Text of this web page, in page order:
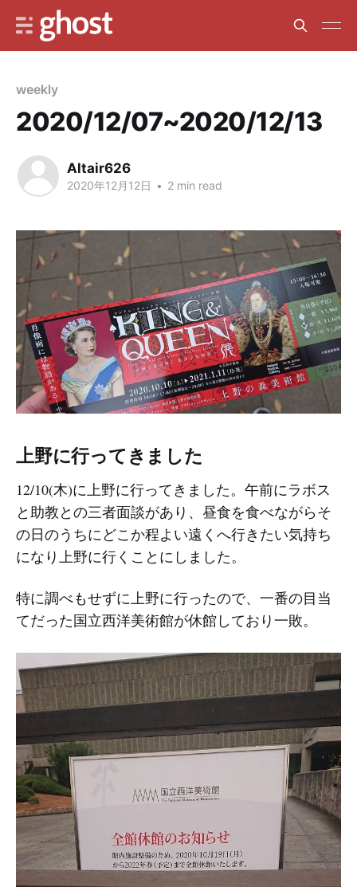
weekly
2020/12/07~2020/12/13
Altair626
2020年12月12日 • 2 min read
上野に行ってきました
12/10(木)に上野に行ってきました。午前にラボス
と助教との三者面談があり、昼食を食べながらそ
の日のうちにどこか程よい遠くへ行きたい気持ち
になり上野に行くことにしました。
特に調べもせずに上野に行ったので、一番の目当
てだった国立西洋美術館が休館しており一敗。